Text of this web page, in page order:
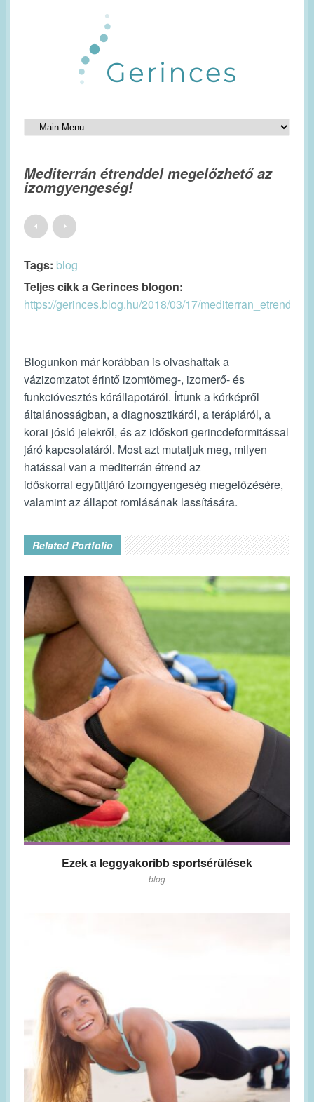
Mediterrán étrenddel megelőzhető az
izomgyengeség!
Tags: blog
Teljes cikk a Gerinces blogon:
https://gerinces.blog.hu/2018/03/17/
Blogunkon már korábban is olvashattak a
vázizomzatot érintő izomtömeg-, izomerő- és
funkcióvesztés kórállapotáról. Írtunk a kórképről
általánosságban, a diagnosztikáról, a terápiáról, a
korai jósló jelekről, és az időskori gerincdeformitással
járó kapcsolatáról. Most azt mutatjuk meg, milyen
hatással van a mediterrán étrend az
időskorral együttjáró izomgyengeség megelőzésére,
valamint az állapot romlásának lassítására.
Related Portfolio
Ezek a leggyakoribb sportsérülések
blog